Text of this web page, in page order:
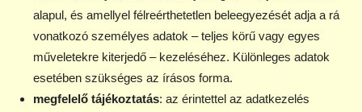
alapul, és amellyel félreérthetetlen beleegyezését adja a rá
vonatkozó személyes adatok – teljes körű vagy egyes
műveletekre kiterjedő – kezeléséhez. Különleges adatok
esetében szükséges az írásos forma.
megfelelő tájékoztatás: az érintettel az adatkezelés